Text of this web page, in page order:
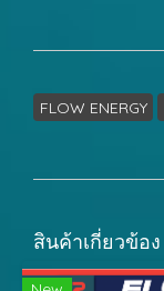
FLOW ENERGY
สินค้าเกี่ยวข้อง